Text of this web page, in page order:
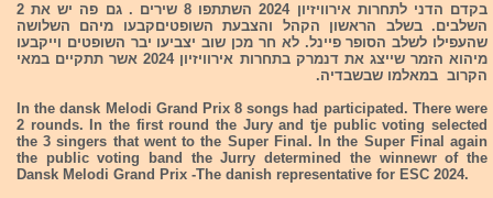
בקדם הדני לתחרות אירוויזיון 2024 השתתפו 8 שירים . גם פה יש את 2
השלבים. בשלב הראשון הקהל והצבעת השופטיםקבעו מיהם השלושה
שהעפילו לשלב הסופר פיינל. לא חר מכן שוב יצביעו יבר השופטים וייקבעו
מיהוא הזמר שייצג את דנמרק בתחרות אירוויזיון 2024 אשר תתקיים במאי
הקרוב במאלמו שבשבדיה.
In the dansk Melodi Grand Prix 8 songs had participated. There were
2 rounds. In the first round the Jury and tje public voting selected
the 3 singers that went to the Super Final. In the Super Final again
the public voting band the Jurry determined the winnewr of the
Dansk Melodi Grand Prix -The danish representative for ESC 2024.